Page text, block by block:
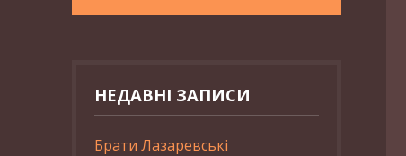
НЕДАВНІ ЗАПИСИ
Брати Лазаревські